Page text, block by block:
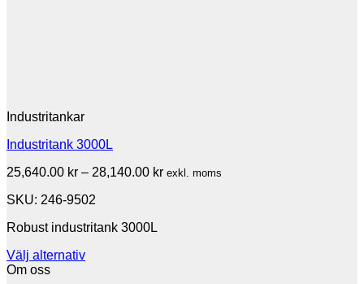
Industritankar
Industritank 3000L
25,640.00 kr – 28,140.00 krPrisintervall:
exkl. moms
SKU: 246-9502
Robust industritank 3000L
Välj alternativ
Den
Om oss